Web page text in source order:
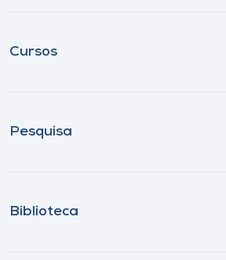
Cursos
Pesquisa
Biblioteca